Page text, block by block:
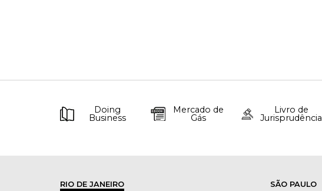
Doing
Business
Mercado de
Gás
Livro de
Jurisprudência
RIO DE JANEIRO SÃO PAULO